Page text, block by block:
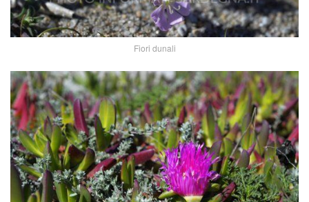
Fiori dunali